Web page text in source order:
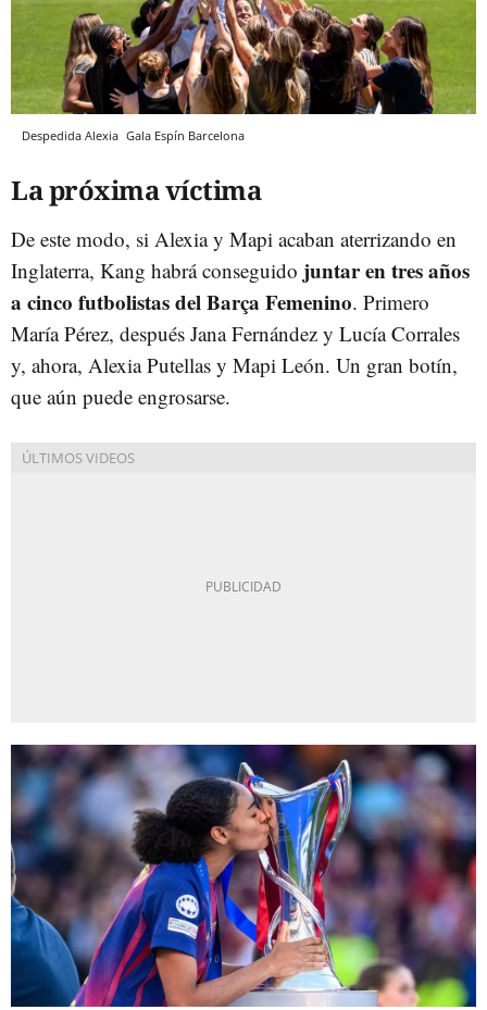
Despedida Alexia Gala Espín Barcelona
La próxima víctima
De este modo, si Alexia y Mapi acaban aterrizando en
Inglaterra, Kang habrá conseguido juntar en tres años
a cinco futbolistas del Barça Femenino. Primero
María Pérez, después Jana Fernández y Lucía Corrales
y, ahora, Alexia Putellas y Mapi León. Un gran botín,
que aún puede engrosarse.